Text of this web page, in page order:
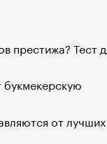
престижа? Тест
от лучших